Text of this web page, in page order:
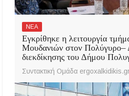
ΝΕΑ
Εγκρίθηκε η λειτουργία
Μουδανιών στον Πολύγυρο–
διεκδίκησης του Δήμου
Συντακτική Ομάδα